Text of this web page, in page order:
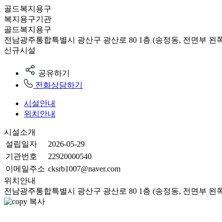
골드복지용구
복지용구기관
골드복지용구
전남광주통합특별시 광산구 광산로 80 1층 (송정동, 전면부 왼
신규시설
공유하기
전화상담하기
시설안내
위치안내
시설소개
설립일자
2026-05-29
기관번호
22920000540
이메일주소 cksrb1007@naver.com
위치안내
전남광주통합특별시 광산구 광산로 80 1층 (송정동, 전면부 왼
복사